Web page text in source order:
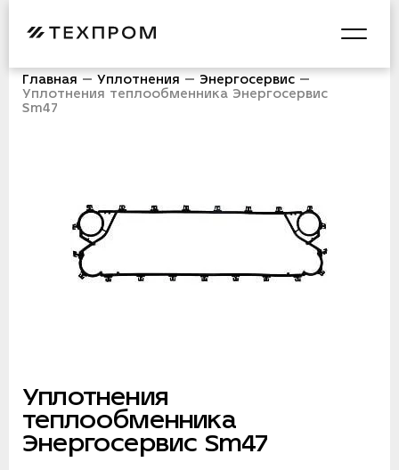
Главная Уплотнения
Энергосервис
Уплотнения теплообменника Энергосервис
Sm47
Уплотнения
теплообменника
Энергосервис Sm47